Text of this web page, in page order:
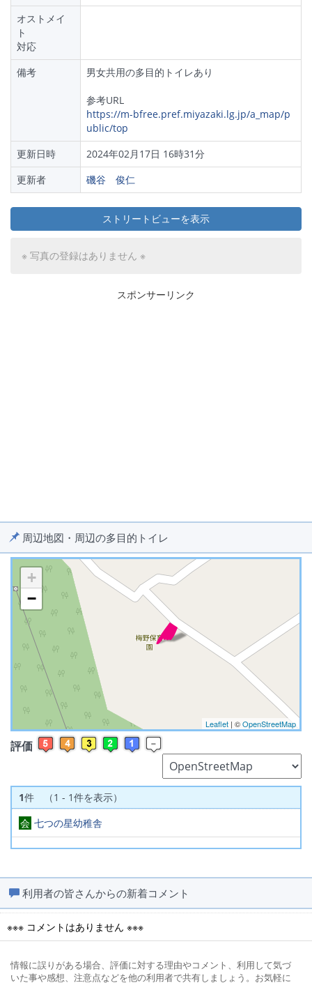
オストメイ
ト
対応
備考
男女共用の多目的トイレあり
参考URL
https://m-bfree.pref.miyazaki.lg.jp/a_map/p
ublic/top
更新日時
2024年02月17日 16時31分
更新者
磯谷 俊仁
ストリートビューを表示
※ 写真の登録はありません ※
スポンサーリンク
周辺地図・周辺の多目的トイレ
※ マップを検索、表示中です ※
+
−
Leaflet | ©OpenStreetMap
評価
1件 （1 - 1件を表示）
会 七つの星幼稚舎
利用者の皆さんからの新着コメント
※※※ コメントはありません ※※※
情報に誤りがある場合、評価に対する理由やコメント、利用して気づ
いた事や感想、注意点などを他の利用者で共有しましょう。お気軽に